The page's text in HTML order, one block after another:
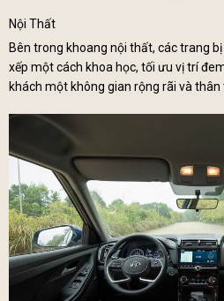
Nội Thất
Bên trong khoang nội thất, các trang
xếp một cách khoa học, tối ưu vị trí
khách một không gian rộng rãi và thân